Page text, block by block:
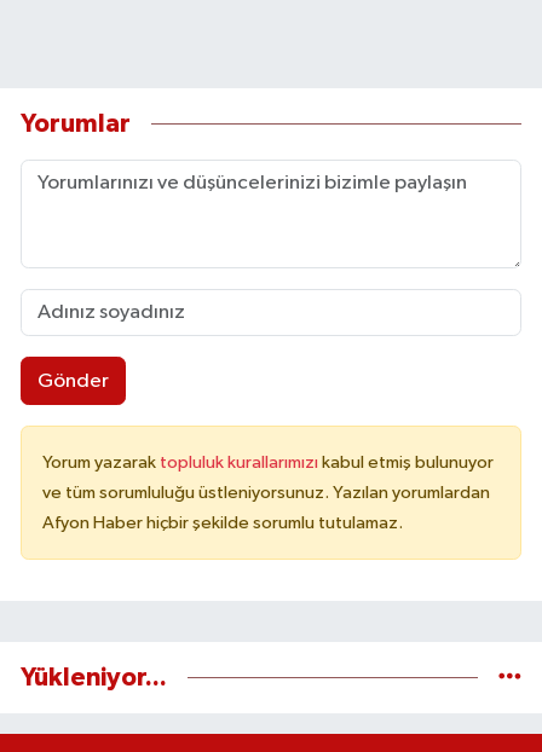
Yorumlar
Gönder
Yorum yazarak topluluk kurallarımızı kabul etmiş bulunuyor
ve tüm sorumluluğu üstleniyorsunuz. Yazılan yorumlardan
Afyon Haber hiçbir şekilde sorumlu tutulamaz.
Yükleniyor...